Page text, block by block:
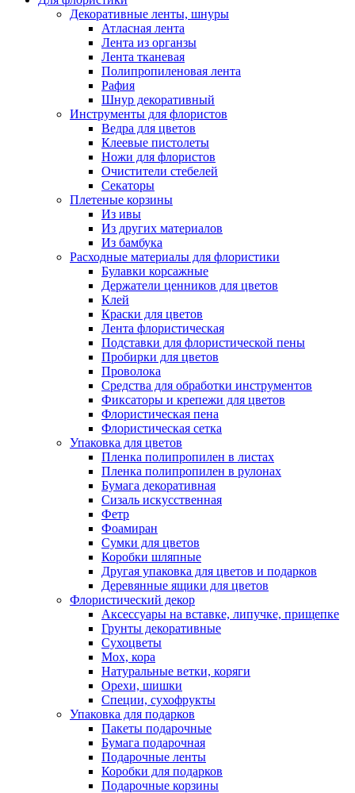
Декоративные ленты, шнуры
Атласная лента
Лента из органзы
Лента тканевая
Полипропиленовая лента
Рафия
Шнур декоративный
Инструменты для флористов
Ведра для цветов
Клеевые пистолеты
Ножи для флористов
Очистители стебелей
Секаторы
Плетеные корзины
Из ивы
Из других материалов
Из бамбука
Расходные материалы для флористики
Булавки корсажные
Держатели ценников для цветов
Клей
Краски для цветов
Лента флористическая
Подставки для флористической пены
Пробирки для цветов
Проволока
Средства для обработки инструментов
Фиксаторы и крепежи для цветов
Флористическая пена
Флористическая сетка
Упаковка для цветов
Пленка полипропилен в листах
Пленка полипропилен в рулонах
Бумага декоративная
Сизаль искусственная
Фетр
Фоамиран
Сумки для цветов
Коробки шляпные
Другая упаковка для цветов и подарков
Деревянные ящики для цветов
Флористический декор
Аксессуары на вставке, липучке, прищепке
Грунты декоративные
Сухоцветы
Мох, кора
Натуральные ветки, коряги
Орехи, шишки
Специи, сухофрукты
Упаковка для подарков
Пакеты подарочные
Бумага подарочная
Подарочные ленты
Коробки для подарков
Подарочные корзины